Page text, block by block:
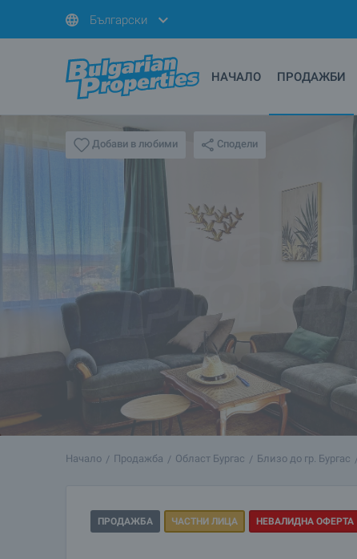
Български
НАЧАЛО ПРОДАЖБИ
Добави в любими Сподели
Начало Продажба Област Бургас Близо до гр. Бургас
ПРОДАЖБА ЧАСТНИ ЛИЦА НЕВАЛИДНА ОФЕРТА